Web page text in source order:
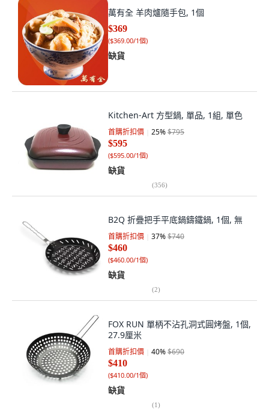
萬有全 羊肉爐隨手包, 1個
$369
($369.00/1個)
缺貨
Kitchen-Art 方型鍋, 單品, 1組, 單色
首購折扣價 25%$795
$595
($595.00/1個)
缺貨
(356)
B2Q 折疊把手平底鍋鑄鐵鍋, 1個, 無
首購折扣價 37%$740
$460
($460.00/1個)
缺貨
(2)
FOX RUN 單柄不沾孔洞式圓烤盤, 1個,
27.9厘米
首購折扣價 40%$690
$410
($410.00/1個)
缺貨
(1)